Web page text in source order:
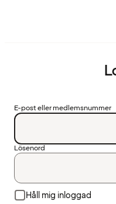
E-post eller medlemsnummer
Lösenord
Håll mig inloggad